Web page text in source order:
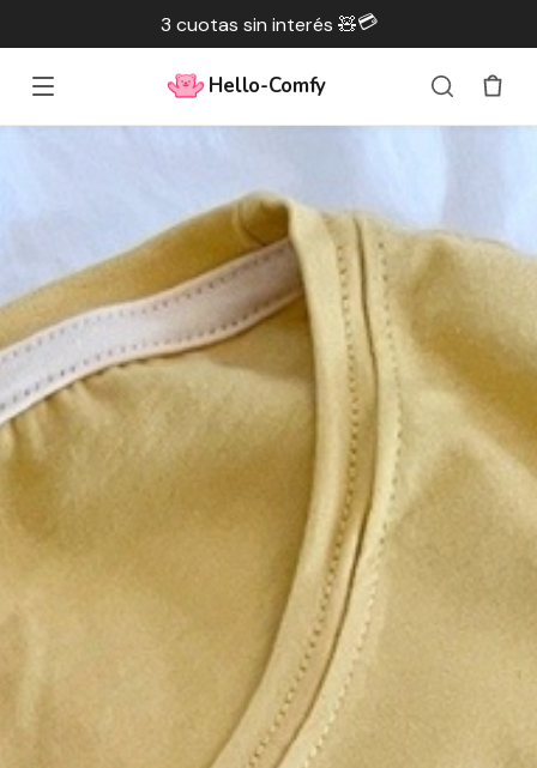
3 cuotas sin interés 🧸💳
Hello-Comfy